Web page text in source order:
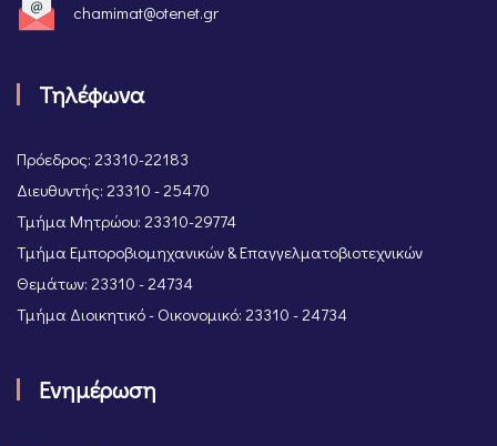
chamimat@otenet.gr
Τηλέφωνα
Πρόεδρος: 23310-22183
Διευθυντής: 23310 - 25470
Τμήμα Μητρώου: 23310-29774
Τμήμα Εμποροβιομηχανικών & Επαγγελματοβιοτεχνικών
Θεμάτων: 23310 - 24734
Τμήμα Διοικητικό - Οικονομικό: 23310 - 24734
Ενημέρωση